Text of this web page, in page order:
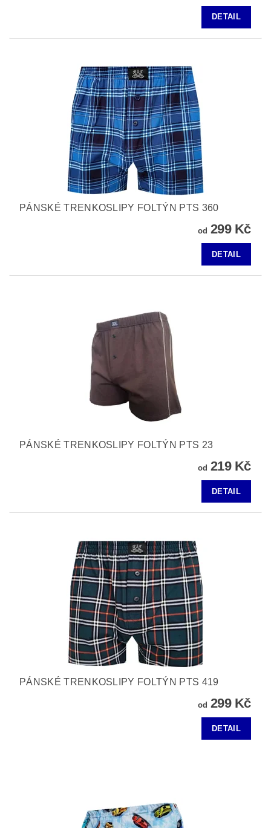
DETAIL
PÁNSKÉ TRENKOSLIPY FOLTÝN PTS 360
od 299 Kč
DETAIL
PÁNSKÉ TRENKOSLIPY FOLTÝN PTS 23
od 219 Kč
DETAIL
PÁNSKÉ TRENKOSLIPY FOLTÝN PTS 419
od 299 Kč
DETAIL